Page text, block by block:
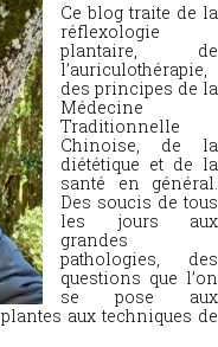
Ce blog traite de la
réflexologie
plantaire, de
l’auriculothérapie,
des principes de la
Médecine
Traditionnelle
Chinoise, de la
diététique et de la
santé en général.
Des soucis de tous
les jours aux
grandes
pathologies, des
questions que l’on
se pose aux
aux techniques de